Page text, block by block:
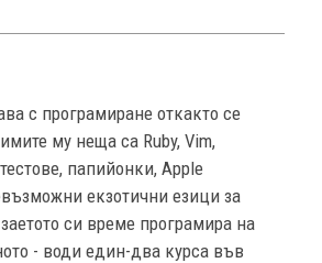
с програмиране откакто се
му неща са Ruby, Vim,
папийонки, Apple
екзотични езици за
си време програмира на
- води един-два курса във